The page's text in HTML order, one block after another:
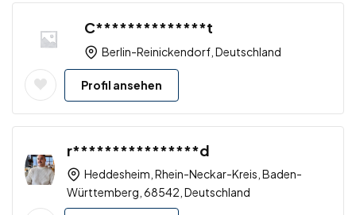
C**************t
Berlin-Reinickendorf, Deutschland
Profil ansehen
r****************d
Heddesheim, Rhein-Neckar-Kreis, Baden-
Württemberg, 68542, Deutschland